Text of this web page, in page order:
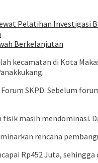
Pelatihan Investigasi
Berkelanjutan
kecamatan di Kota
SKPD. Sebelum
masih mendominasi.
rencana
Rp452 Juta,